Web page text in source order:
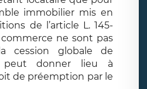
immobilier mis en
de l’article L. 145-
ne sont pas
cession globale de
peut donner lieu à
de préemption par le